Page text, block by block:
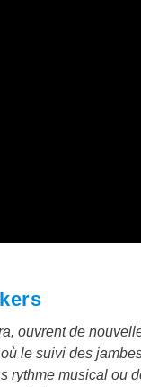
ouvrent de
le suivi des
rythme musical ou